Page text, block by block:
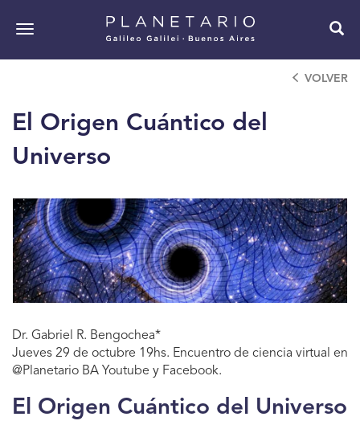
principalnavigation
El Origen Cuántico del
Universo
VOLVER
Dr. Gabriel R. Bengochea*
Jueves 29 de octubre 19hs. Encuentro de ciencia virtual en
@Planetario BA Youtube y Facebook.
El Origen Cuántico del Universo